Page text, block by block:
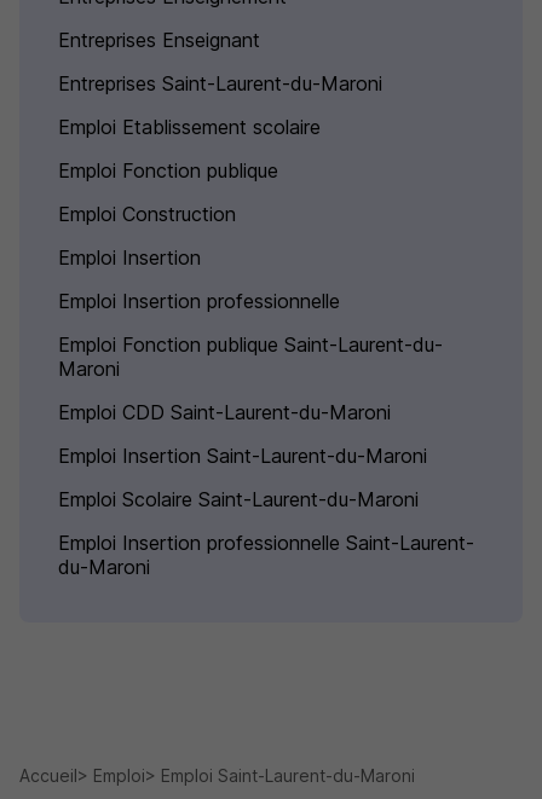
Entreprises Enseignant
Entreprises Saint-Laurent-du-Maroni
Emploi Etablissement scolaire
Emploi Fonction publique
Emploi Construction
Emploi Insertion
Emploi Insertion professionnelle
Emploi Fonction publique Saint-Laurent-du-
Maroni
Emploi CDD Saint-Laurent-du-Maroni
Emploi Insertion Saint-Laurent-du-Maroni
Emploi Scolaire Saint-Laurent-du-Maroni
Emploi Insertion professionnelle Saint-Laurent-
du-Maroni
Accueil Emploi
Emploi Saint-Laurent-du-Maroni